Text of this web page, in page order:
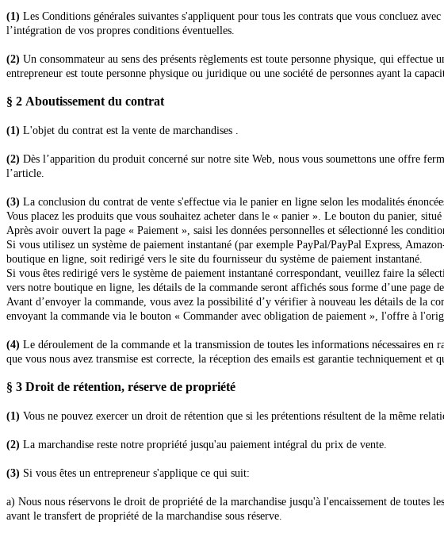
(1) Les Conditions générales suivantes s'appliquent pour tous les contrats que vous concluez
l’intégration de vos propres conditions éventuelles.
(2) Un consommateur au sens des présents règlements est toute personne physique, qui
entrepreneur est toute personne physique ou juridique ou une société de personnes ayant la
§ 2 Aboutissement du contrat
(1) L'objet du contrat est la vente de marchandises
(2) Dès l’apparition du produit concerné sur notre site Web, nous vous soumettons une offre
l’article.
(3) La conclusion du contrat de vente s'effectue via le panier en ligne selon les modalités
Vous placez les produits que vous souhaitez acheter dans le « panier ». Le bouton du panier,
Après avoir ouvert la page « Paiement », saisi les données personnelles et sélectionné les
Si vous utilisez un système de paiement instantané (par exemple PayPal/PayPal Express,
boutique en ligne, soit redirigé vers le site du fournisseur du système de paiement instantané.
Si vous êtes redirigé vers le système de paiement instantané correspondant, veuillez faire la
vers notre boutique en ligne, les détails de la commande seront affichés sous forme d’une page
Avant d’envoyer la commande, vous avez la possibilité d’y vérifier à nouveau les détails de la
envoyant la commande via le bouton « Commander avec obligation de paiement », l'offre à
(4) Le déroulement de la commande et la transmission de toutes les informations nécessaires en
que vous nous avez transmise est correcte, la réception des emails est garantie techniquement et
§ 3 Droit de rétention, réserve de propriété
(1) Vous ne pouvez exercer un droit de rétention que si les prétentions résultent de la même
(2) La marchandise reste notre propriété jusqu'au paiement intégral du prix de vente.
(3) Si vous êtes un entrepreneur s'applique ce qui suit:
a) Nous nous réservons le droit de propriété de la marchandise jusqu'à l'encaissement de
avant le transfert de propriété de la marchandise sous réserve.